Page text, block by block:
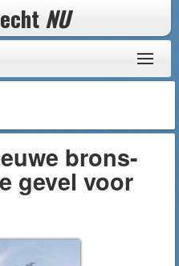
NU
brons-
gevel voor